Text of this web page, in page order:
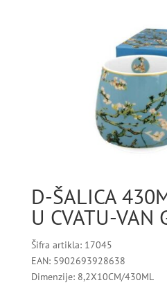
D-ŠALICA
U CVATU-VAN
Šifra artikla: 17045
EAN: 5902693928638
Dimenzije: 8,2X10CM/430ML